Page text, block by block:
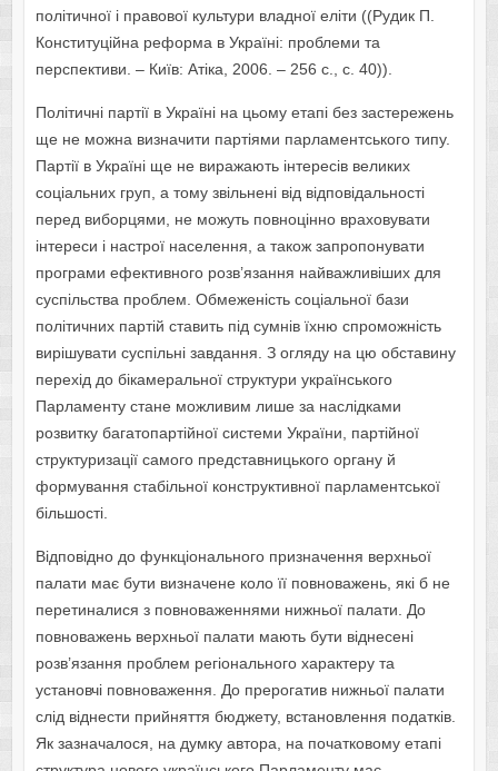
політичної і правової культури владної еліти ((Рудик П.
Конституційна реформа в Україні: проблеми та
перспективи. – Київ: Атіка, 2006. – 256 c., с. 40)).
Політичні партії в Україні на цьому етапі без застережень
ще не можна визначити партіями парламентського типу.
Партії в Україні ще не виражають інтересів великих
соціальних груп, а тому звільнені від відповідальності
перед виборцями, не можуть повноцінно враховувати
інтереси і настрої населення, а також запропонувати
програми ефективного розв’язання найважливіших для
суспільства проблем. Обмеженість соціальної бази
політичних партій ставить під сумнів їхню спроможність
вирішувати суспільні завдання. З огляду на цю обставину
перехід до бікамеральної структури українського
Парламенту стане можливим лише за наслідками
розвитку багатопартійної системи України, партійної
структуризації самого представницького органу й
формування стабільної конструктивної парламентської
більшості.
Відповідно до функціонального призначення верхньої
палати має бути визначене коло її повноважень, які б не
перетиналися з повноваженнями нижньої палати. До
повноважень верхньої палати мають бути віднесені
розв’язання проблем регіонального характеру та
установчі повноваження. До прерогатив нижньої палати
слід віднести прийняття бюджету, встановлення податків.
Як зазначалося, на думку автора, на початковому етапі